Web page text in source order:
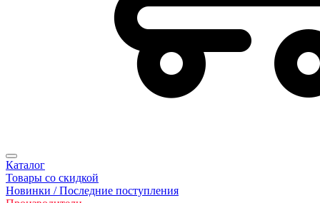
Каталог
Товары со скидкой
Новинки / Последние поступления